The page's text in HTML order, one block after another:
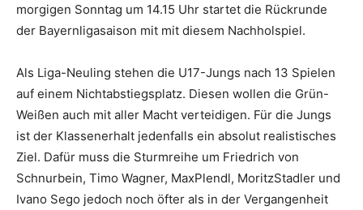
morgigen Sonntag um 14.15 Uhr startet die Rückrunde
der Bayernligasaison mit mit diesem Nachholspiel.
Als Liga-Neuling stehen die U17-Jungs nach 13 Spielen
auf einem Nichtabstiegsplatz. Diesen wollen die Grün-
Weißen auch mit aller Macht verteidigen. Für die Jungs
ist der Klassenerhalt jedenfalls ein absolut realistisches
Ziel. Dafür muss die Sturmreihe um Friedrich von
Schnurbein, Timo Wagner, MaxPlendl, MoritzStadler und
Ivano Sego jedoch noch öfter als in der Vergangenheit